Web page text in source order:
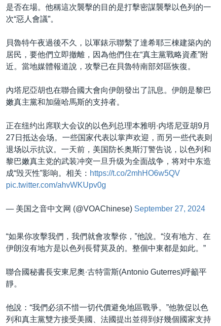
是否在場。他稱這次襲擊的目的是打擊密謀襲擊以色列的一
次“惡人會議”。
貝魯特午夜過後不久，以軍錶示聯繫了達希耶三棟建築內的
居民，要他們立即撤離，因為他們住在“真主黨戰略資產”附
近。當地媒體報道說，攻擊已在貝魯特南部郊區恢復。
內塔尼亞胡也在聯合國大會向伊朗發出了訊息。伊朗是黎巴
嫩真主黨和加薩哈馬斯的支持者。
正在纽约出席联大会议的以色列总理本雅明·内塔尼亚胡9月
27日抵达会场。一些国家代表以掌声欢迎，而另一些代表则
退场以示抗议。一天前，美国防长奥斯汀警告说，以色列和
黎巴嫩真主党的武装冲突一旦升级为全面战争，将对中东造
成“毁灭性”影响。相关： https://t.co/2mhHO6w5QV
pic.twitter.com/ahvWKUpv0g
— 美国之音中文网 (@VOAChinese) September 27, 2024
“如果你攻擊我們，我們就會攻擊你，”他說。“沒有地方、在
伊朗沒有地方是以色列長臂莫及的。整個中東都是如此。”
聯合國秘書長安東尼奧·古特雷斯(Antonio Guterres)呼籲平
靜。
他說：“我們必須不惜一切代價避免地區戰爭。”他敦促以色
列和真主黨雙方接受美國、法國提出並得到好幾個國家支持